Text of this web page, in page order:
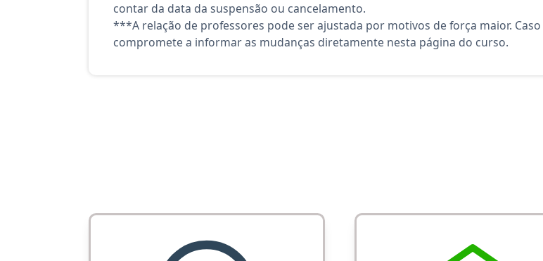
contar da data da suspensão ou cancelamento.
***A relação de professores pode ser ajustada por motivos de força maior.
compromete a informar as mudanças diretamente nesta página do curso.